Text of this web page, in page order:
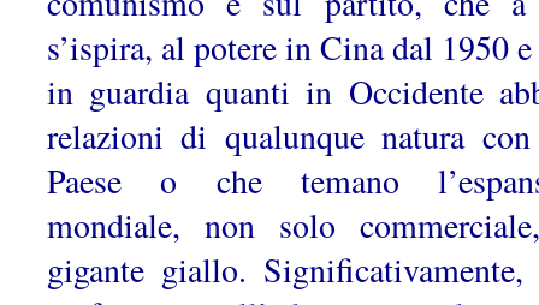
s’ispira, al potere in Cina dal 1950
in guardia quanti in Occidente
relazioni di qualunque natura
Paese o che temano
mondiale, non solo
gigante giallo. Significativamente,